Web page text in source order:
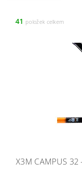
41 položek celkem
X3M CAMPUS 32